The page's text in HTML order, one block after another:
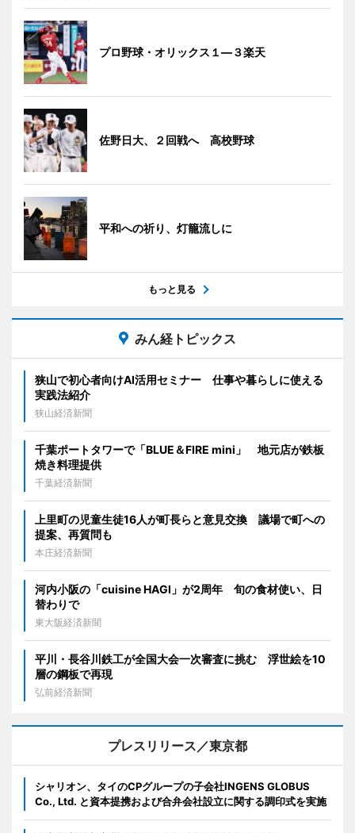
プロ野球・オリックス１―３楽天
佐野日大、２回戦へ 高校野球
平和への祈り、灯籠流しに
もっと見る
みん経トピックス
狭山で初心者向けAI活用セミナー 仕事や暮らしに使える
実践法紹介
狭山経済新聞
千葉ポートタワーで「BLUE＆FIRE mini」 地元店が鉄板
焼き料理提供
千葉経済新聞
上里町の児童生徒16人が町長らと意見交換 議場で町への
提案、再質問も
本庄経済新聞
河内小阪の「cuisine HAGI」が2周年 旬の食材使い、日
替わりで
東大阪経済新聞
平川・長谷川鉄工が全国大会一次審査に挑む 浮世絵を10
層の鋼板で再現
弘前経済新聞
プレスリリース／東京都
シャリオン、タイのCPグループの子会社INGENS GLOBUS
Co., Ltd. と資本提携および合弁会社設立に関する調印式を実施